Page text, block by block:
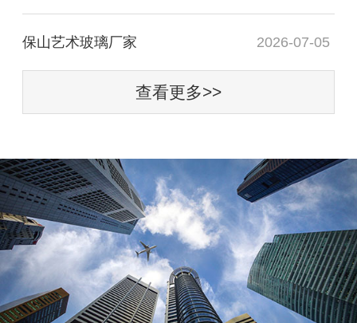
保山艺术玻璃厂家 2026-07-05
查看更多>>